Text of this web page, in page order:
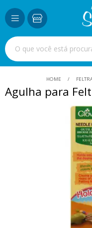
HOME
Agulha para